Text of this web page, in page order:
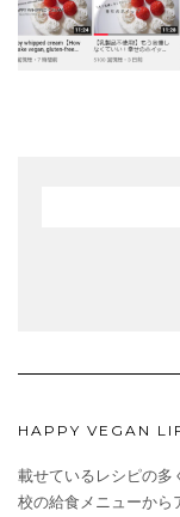
HAPPY VEGAN
載せているレシピの多
校の給食メニューから